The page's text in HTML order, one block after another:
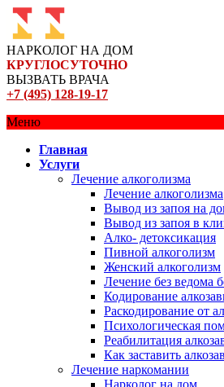
НАРКОЛОГ НА ДОМ
КРУГЛОСУТОЧНО
ВЫЗВАТЬ ВРАЧА
+7 (495) 128-19-17
Меню
Главная
Услуги
Лечение алкоголизма
Лечение алкоголизма
Вывод из запоя на
Вывод из запоя в
Алко- детоксикация
Пивной алкоголизм
Женский алкоголизм
Лечение без ведома
Кодирование
Раскодирование от
Психологическая
Реабилитация
Как заставить
Лечение наркомании
Нарколог на дом